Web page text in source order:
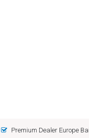
Premium Dealer Europe